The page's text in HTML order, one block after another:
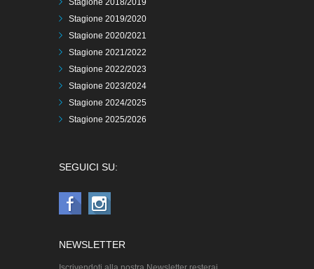
Stagione 2018/2019
Stagione 2019/2020
Stagione 2020/2021
Stagione 2021/2022
Stagione 2022/2023
Stagione 2023/2024
Stagione 2024/2025
Stagione 2025/2026
SEGUICI SU:
NEWSLETTER